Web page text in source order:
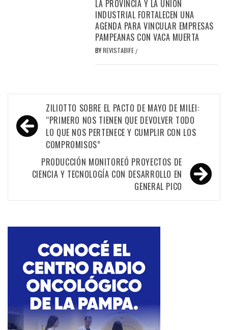
LA PROVINCIA Y LA UNIÓN
INDUSTRIAL FORTALECEN UNA
AGENDA PARA VINCULAR EMPRESAS
PAMPEANAS CON VACA MUERTA
BYREVISTABIFE /
Navegación
de
entradas
ZILIOTTO SOBRE EL PACTO DE MAYO DE MILEI:
“PRIMERO NOS TIENEN QUE DEVOLVER TODO
LO QUE NOS PERTENECE Y CUMPLIR CON LOS
COMPROMISOS”
PRODUCCIÓN MONITOREÓ PROYECTOS DE
CIENCIA Y TECNOLOGÍA CON DESARROLLO EN
GENERAL PICO